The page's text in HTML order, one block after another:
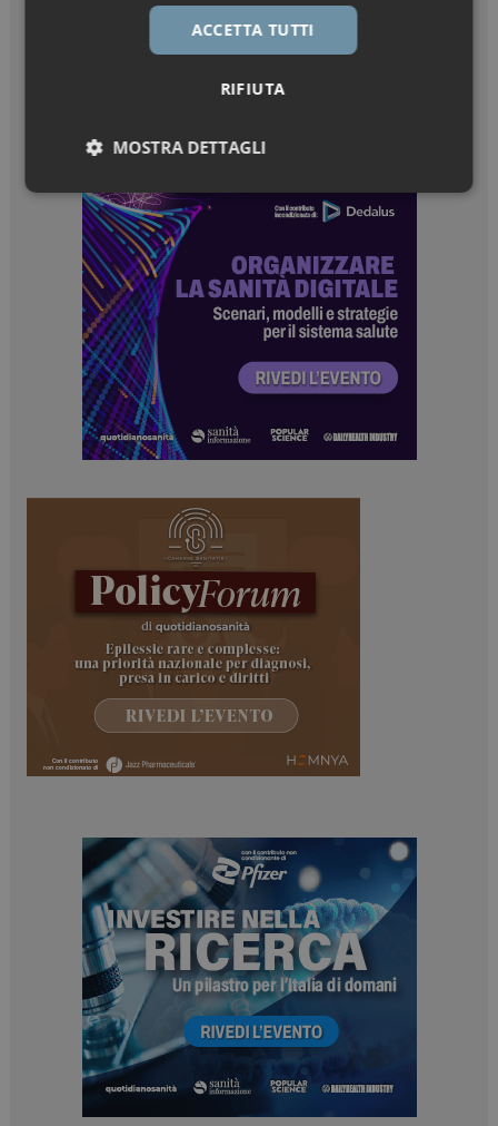
ACCETTA TUTTI
RIFIUTA
MOSTRA DETTAGLI
Necessari Marketing
I cookie necessari contribuiscono a rendere fruibile il
sito web abilitandone funzionalità di base quali la
navigazione sulle pagine e l'accesso alle aree
protette del sito. Il sito web non è in grado di
funzionare correttamente senza questi cookie.
NOME
FORNITORE / DOMINIO
ARRAffinitySameSite
Microsoft Corporation